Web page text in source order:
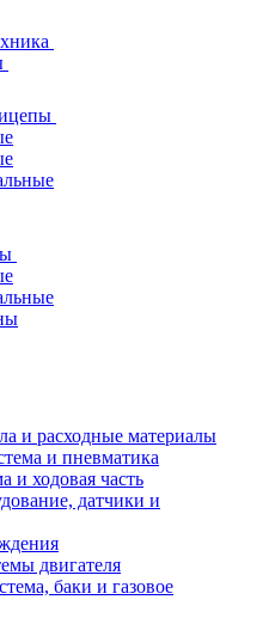
и расходные материалы
и пневматика
и ходовая часть
датчики и
двигателя
баки и газовое